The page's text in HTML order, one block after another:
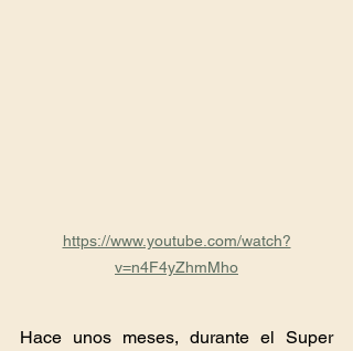
https://www.youtube.com/watch?
v=n4F4yZhmMho
Hace unos meses, durante el Super